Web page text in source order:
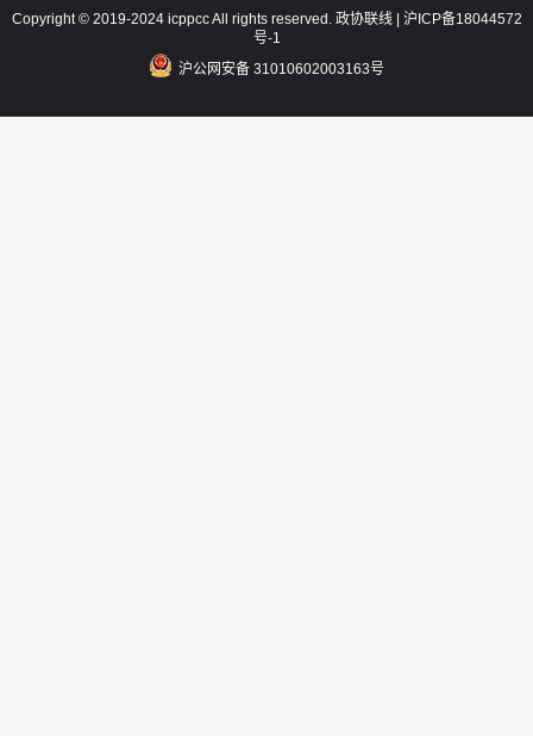
Copyright © 2019-2024 icppcc All rights reserved. 政协联线 | 沪ICP备18044572
号-1
沪公网安备 31010602003163号